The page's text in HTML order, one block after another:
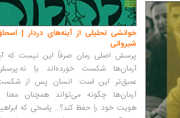
خوانشی تحلیلی از آینه‌های دردار |
شیروانی
پرسش اصلی رمان صرفاً این نیست که
آرمان‌ها شکست خورده‌اند یا
عمیق‌تر این است: انسان پس از
آرمان‌ها چگونه می‌تواند همچنان معنا
هویت خود را حفظ کند؟... پاسخی که